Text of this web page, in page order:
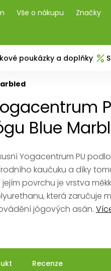
Vše o nákupu Značky
poukázky a doplňky
Blue
Yogacentrum PU
kaučuku a díky
jejím povrchu je vrstva
která zaručuje
jógových asán.
Recenze